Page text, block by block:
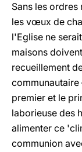
Sans les
les vœux de
l'Eglise ne
maisons
recueillement
premier et le
laborieuse des
alimenter ce
communion